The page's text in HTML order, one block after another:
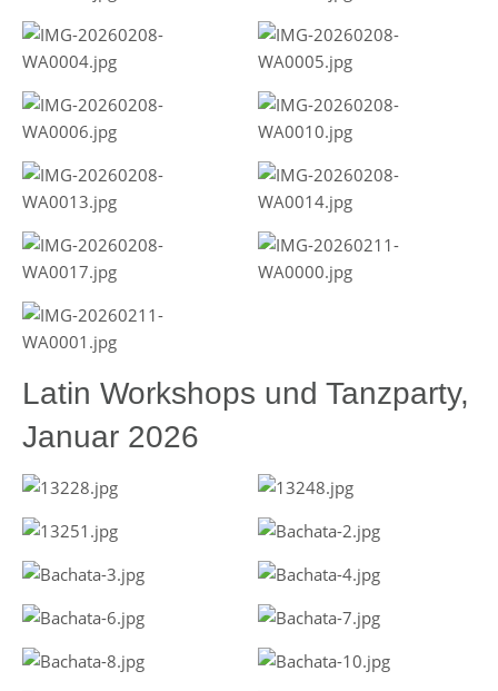
Latin Workshops und Tanzparty,
Januar 2026